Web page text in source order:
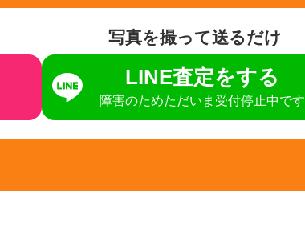
写真を撮って送るだけ
LINE査定をする
障害のためただいま受付停止中です